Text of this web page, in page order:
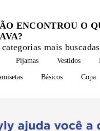
ENCONTROU O
mais buscadas
Pijamas Vestidos
Básicos Copa